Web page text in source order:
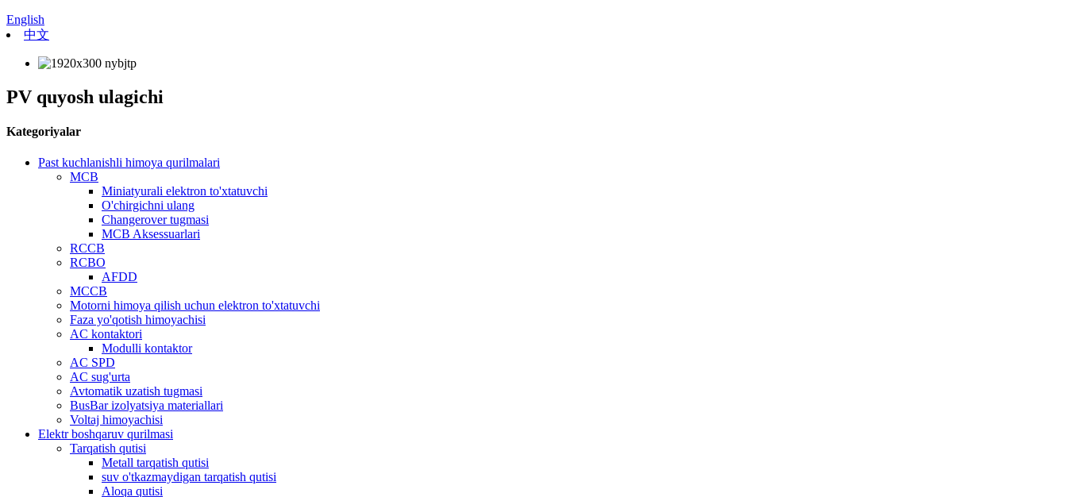
English
中文
PV quyosh ulagichi
Kategoriyalar
Past kuchlanishli himoya qurilmalari
MCB
Miniatyurali elektron to'xtatuvchi
O'chirgichni ulang
Changerover tugmasi
MCB Aksessuarlari
RCCB
RCBO
AFDD
MCCB
Motorni himoya qilish uchun elektron to'xtatuvchi
Faza yo'qotish himoyachisi
AC kontaktori
Modulli kontaktor
AC SPD
AC sug'urta
Avtomatik uzatish tugmasi
BusBar izolyatsiya materiallari
Voltaj himoyachisi
Elektr boshqaruv qurilmasi
Tarqatish qutisi
Metall tarqatish qutisi
suv o'tkazmaydigan tarqatish qutisi
Aloqa qutisi